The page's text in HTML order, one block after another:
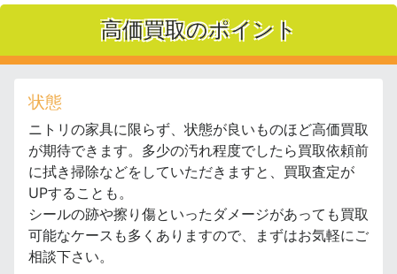
高価買取のポイント
状態
ニトリの家具に限らず、状態が良いものほど高価買取
が期待できます。多少の汚れ程度でしたら買取依頼前
に拭き掃除などをしていただきますと、買取査定が
UPすることも。
シールの跡や擦り傷といったダメージがあっても買取
可能なケースも多くありますので、まずはお気軽にご
相談下さい。